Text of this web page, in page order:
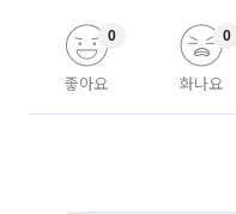
좋아요
0
화나요
0